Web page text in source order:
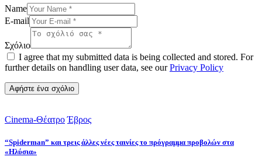
Name
E-mail
Σχόλιο
I agree that my submitted data is being collected and stored. For
further details on handling user data, see ourPrivacy Policy
Cinema-Θέατρο Έβρος
“Spiderman” και τρεις άλλες νέες ταινίες το πρόγραμμα προβολών στα
«Ηλύσια»